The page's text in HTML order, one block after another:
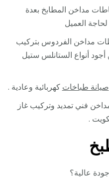
مداخن المطابخ بعدة
العميل
مداخن الفردوس بتركيب
أنواع الستانلس ستيل
صيانة طباخات كهربائية وعادية .
فني تمديد وتركيب غاز
.
عالية؟